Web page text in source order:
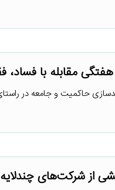
هفتگی مقابله با فساد،
حاکمیت و جامعه در
از شرکت‌های چندلایه